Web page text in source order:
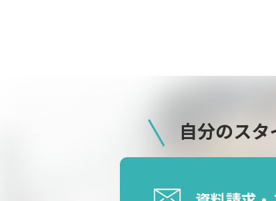
自分のス